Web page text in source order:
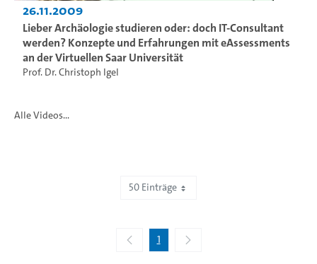
26.11.2009
Lieber Archäologie studieren oder: doch IT-Consultant
werden? Konzepte und Erfahrungen mit eAssessments
an der Virtuellen Saar Universität
Prof. Dr. Christoph Igel
Alle Videos...
50 Einträge
1